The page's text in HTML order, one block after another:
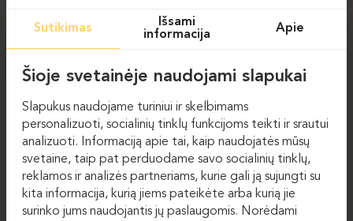
Sutikimas
Išsami
informacija
Apie
Šioje svetainėje naudojami slapukai
Slapukus naudojame turiniui ir skelbimams
personalizuoti, socialinių tinklų funkcijoms teikti ir srautui
analizuoti. Informaciją apie tai, kaip naudojatės mūsų
svetaine, taip pat perduodame savo socialinių tinklų,
reklamos ir analizės partneriams, kurie gali ją sujungti su
kita informacija, kurią jiems pateikėte arba kurią jie
surinko jums naudojantis jų paslaugomis. Norėdami